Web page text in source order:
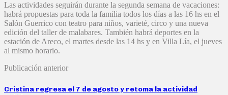
Las actividades seguirán durante la segunda semana de vacaciones:
habrá propuestas para toda la familia todos los días a las 16 hs en el
Salón Guerrico con teatro para niños, varieté, circo y una nueva
edición del taller de malabares. También habrá deportes en la
estación de Areco, el martes desde las 14 hs y en Villa Lía, el jueves
al mismo horario.
Publicación anterior
Cristina regresa el 7 de agosto y retoma la actividad